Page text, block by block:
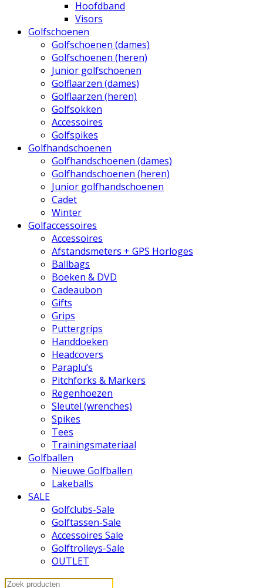
Hoofdband
Visors
Golfschoenen
Golfschoenen (dames)
Golfschoenen (heren)
Junior golfschoenen
Golflaarzen (dames)
Golflaarzen (heren)
Golfsokken
Accessoires
Golfspikes
Golfhandschoenen
Golfhandschoenen (dames)
Golfhandschoenen (heren)
Junior golfhandschoenen
Cadet
Winter
Golfaccessoires
Accessoires
Afstandsmeters + GPS Horloges
Ballbags
Boeken & DVD
Cadeaubon
Gifts
Grips
Puttergrips
Handdoeken
Headcovers
Paraplu’s
Pitchforks & Markers
Regenhoezen
Sleutel (wrenches)
Spikes
Tees
Trainingsmateriaal
Golfballen
Nieuwe Golfballen
Lakeballs
SALE
Golfclubs-Sale
Golftassen-Sale
Accessoires Sale
Golftrolleys-Sale
OUTLET
Search